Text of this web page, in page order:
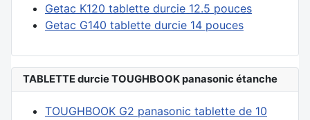
Getac K120 tablette durcie 12.5 pouces
Getac G140 tablette durcie 14 pouces
TABLETTE durcie TOUGHBOOK panasonic étanche
TOUGHBOOK G2 panasonic tablette de 10